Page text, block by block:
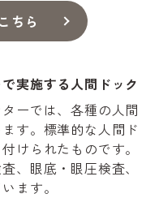
ちら
実施する人間ドック
ーでは、各種の人間
す。標準的な人間ド
けられたものです。
、眼底・眼圧検査、
ます。